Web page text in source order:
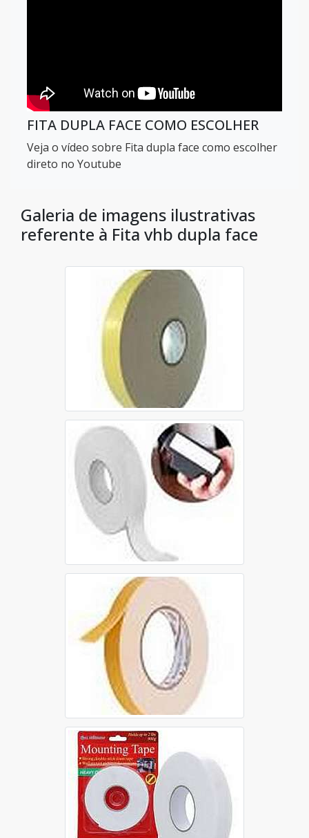
FITA DUPLA FACE COMO ESCOLHER
Veja o vídeo sobre Fita dupla face como escolher
direto no Youtube
Galeria de imagens ilustrativas
referente à Fita vhb dupla face